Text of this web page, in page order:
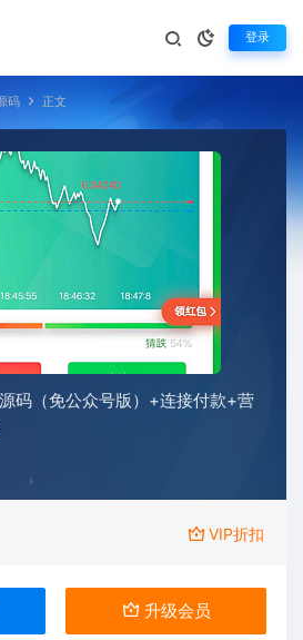
登录
码 正文
码（免公众号版）+连接付款+营
VIP折扣
升级会员